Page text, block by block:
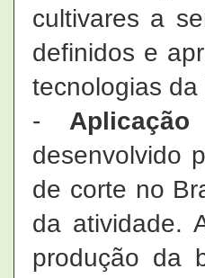
cultivares a
definidos e
tecnologias da
-
desenvolvido
de corte no
da atividade.
produção da